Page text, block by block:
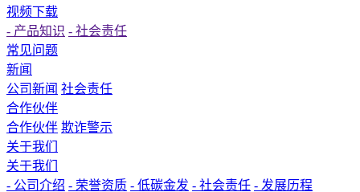
视频下载
- 产品知识 - 社会责任
常见问题
新闻
公司新闻 社会责任
合作伙伴
合作伙伴 欺诈警示
关于我们
关于我们
- 公司介绍 - 荣誉资质 - 低碳金发 - 社会责任 - 发展历程